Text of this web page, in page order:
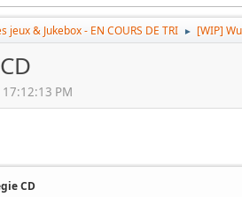
jeux & Jukebox - EN COURS DE TRI ► [WIP]
PM
CD